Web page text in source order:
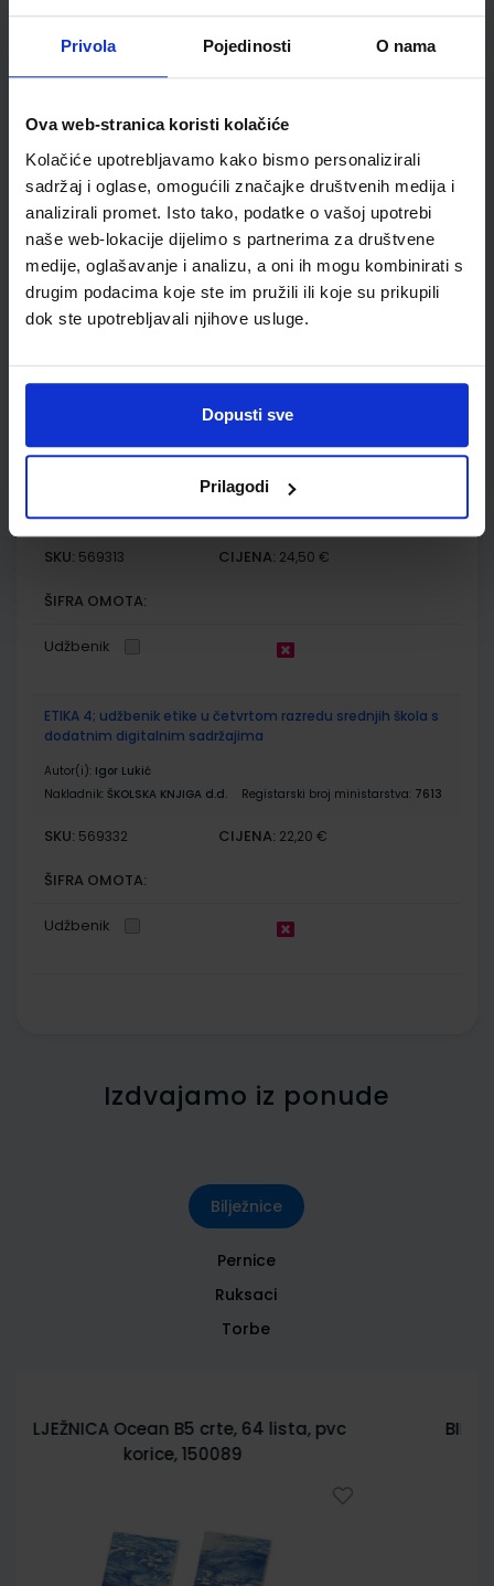
Privola Pojedinosti O nama
Ova web-stranica koristi kolačiće
Kolačiće upotrebljavamo kako bismo personalizirali
sadržaj i oglase, omogućili značajke društvenih medija i
analizirali promet. Isto tako, podatke o vašoj upotrebi
naše web-lokacije dijelimo s partnerima za društvene
medije, oglašavanje i analizu, a oni ih mogu kombinirati s
drugim podacima koje ste im pružili ili koje su prikupili
dok ste upotrebljavali njihove usluge.
Dopusti sve
Prilagodi
ŠIFRA OMOTA:
GEO 4; udžbenik geografije u četvrtom razredu gimnazija i
četverogodišnjih strukovnih škola
Autor(i): Hermenegildo Gall Danijel Jukopila Predrag Kralj
Nakladnik: ŠKOLSKA KNJIGA d.d. Registarski broj ministarstva:7626
SKU:569309 CIJENA: 22,50 €
ŠIFRA OMOTA:
Udžbenik
gimnazije s dodatnim digitalnim sadržajima
Krešimir Erdelja Igor Stojaković
Nakladnik:ŠKOLSKA KNJIGA d.d. Registarski broj ministarstva:7691
SKU: 569313 CIJENA: 24,50 €
ŠIFRA OMOTA:
Udžbenik
ETIKA 4; udžbenik etike u četvrtom razredu srednjih škola s
dodatnim digitalnim sadržajima
Autor(i): Igor Lukić
Nakladnik: ŠKOLSKA KNJIGA d.d. Registarski broj ministarstva: 7613
SKU: 569332 CIJENA: 22,20 €
ŠIFRA OMOTA:
Udžbenik
Izdvajamo iz ponude
Bilježnice
Pernice
Ruksaci
Torbe
BILJEŽNICA City Sketch B5 crte, 64 lista,
pvc korice 150085